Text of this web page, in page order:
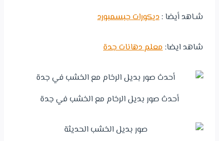
شـاهد أيضا :ديكورات جبسمبورد
شاهد ايضا:معلم دهانات جدة
أحدث صور بديل الرخام مع الخشب في جدة